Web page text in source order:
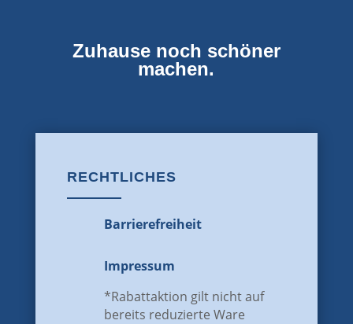
Zuhause noch schöner
machen.
RECHTLICHES
Barrierefreiheit
Impressum
*Rabattaktion gilt nicht auf
bereits reduzierte Ware